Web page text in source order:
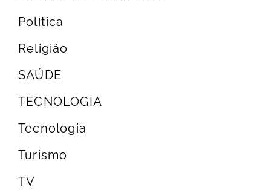
Política
Religião
SAÚDE
TECNOLOGIA
Tecnologia
Turismo
TV